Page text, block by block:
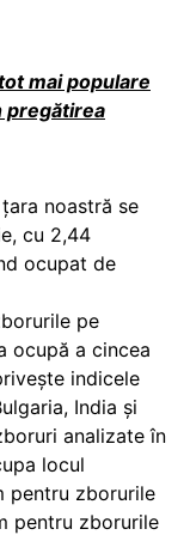
mai populare
pregătirea
noastră se
cu 2,44
ocupat de
pe
ocupă a cincea
indicele
India şi
analizate în
locul
pentru zborurile
pentru zborurile